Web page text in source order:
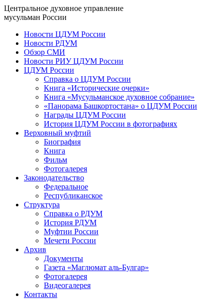
Центральное духовное управление
мусульман России
Новости ЦДУМ России
Новости РДУМ
Обзор СМИ
Новости РИУ ЦДУМ России
ЦДУМ России
Справка о ЦДУМ России
Книга «Исторические очерки»
Книга «Мусульманское духовное собрание»
«Панорама Башкортостана» о ЦДУМ России
Награды ЦДУМ России
История ЦДУМ России в фотографиях
Верховный муфтий
Биография
Книга
Фильм
Фотогалерея
Законодательство
Федеральное
Республиканское
Структура
Справка о РДУМ
История РДУМ
Муфтии России
Мечети России
Архив
Документы
Газета «Маглюмат аль-Булгар»
Фотогалерея
Видеогалерея
Контакты